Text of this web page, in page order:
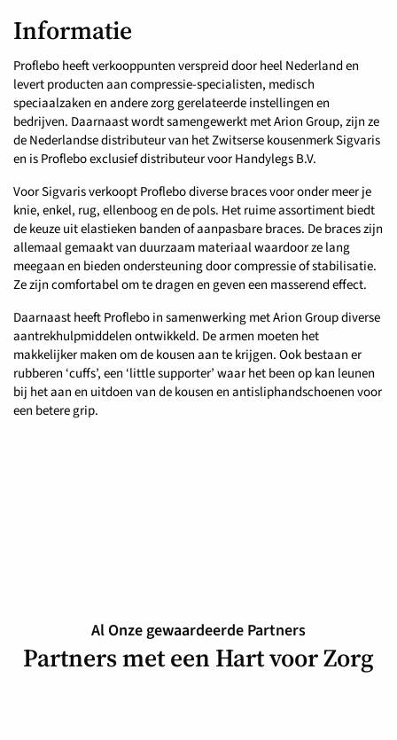
Informatie
Proflebo heeft verkooppunten verspreid door heel Nederland en
levert producten aan compressie-specialisten, medisch
speciaalzaken en andere zorg gerelateerde instellingen en
bedrijven. Daarnaast wordt samengewerkt met Arion Group, zijn ze
de Nederlandse distributeur van het Zwitserse kousenmerk Sigvaris
en is Proflebo exclusief distributeur voor Handylegs B.V.
Voor Sigvaris verkoopt Proflebo diverse braces voor onder meer je
knie, enkel, rug, ellenboog en de pols. Het ruime assortiment biedt
de keuze uit elastieken banden of aanpasbare braces. De braces zijn
allemaal gemaakt van duurzaam materiaal waardoor ze lang
meegaan en bieden ondersteuning door compressie of stabilisatie.
Ze zijn comfortabel om te dragen en geven een masserend effect.
Daarnaast heeft Proflebo in samenwerking met Arion Group diverse
aantrekhulpmiddelen ontwikkeld. De armen moeten het
makkelijker maken om de kousen aan te krijgen. Ook bestaan er
rubberen ‘cuffs’, een ‘little supporter’ waar het been op kan leunen
bij het aan en uitdoen van de kousen en antisliphandschoenen voor
een betere grip.
Al Onze gewaardeerde Partners
Partners met een Hart voor Zorg